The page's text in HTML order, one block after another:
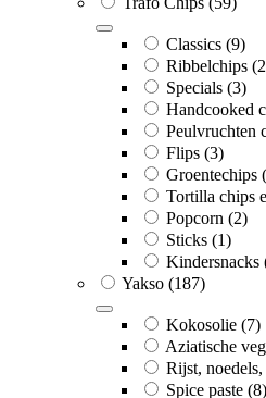
Classics (9)
Ribbelchips
Specials (3)
Handcooked
Peulvruchten
Flips (3)
Groentechips
Tortilla chips
Popcorn (2)
Sticks (1)
Kindersnacks
Yakso (187)
Kokosolie (7)
Aziatische
Rijst,
Spice paste (8)